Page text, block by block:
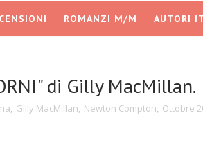
ROMANZI M/M AUTORI
di Gilly MacMillan.
, Gilly MacMillan, Newton Compton, Ottobre